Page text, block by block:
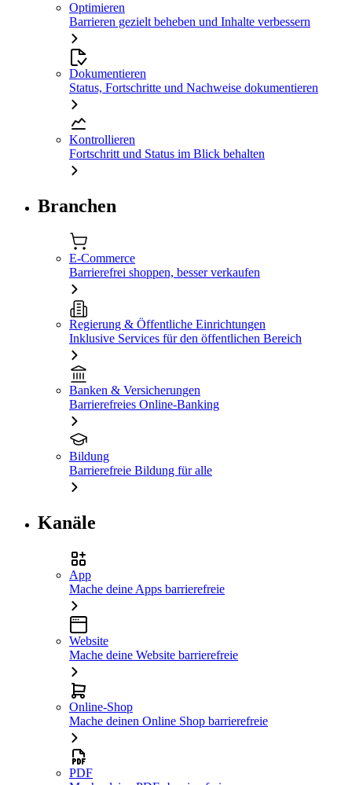
Optimieren
Barrieren gezielt beheben und Inhalte verbessern
Dokumentieren
Status, Fortschritte und Nachweise dokumentieren
Kontrollieren
Fortschritt und Status im Blick behalten
Branchen
E-Commerce
Barrierefrei shoppen, besser verkaufen
Regierung & Öffentliche Einrichtungen
Inklusive Services für den öffentlichen Bereich
Banken & Versicherungen
Barrierefreies Online-Banking
Bildung
Barrierefreie Bildung für alle
Kanäle
App
Mache deine Apps barrierefreie
Website
Mache deine Website barrierefreie
Online-Shop
Mache deinen Online Shop barrierefreie
PDF